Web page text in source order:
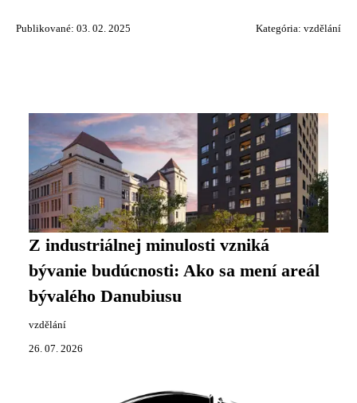
Publikované: 03. 02. 2025 Kategória: vzdělání
Z industriálnej minulosti vzniká
bývanie budúcnosti: Ako sa mení areál
bývalého Danubiusu
vzdělání
26. 07. 2026